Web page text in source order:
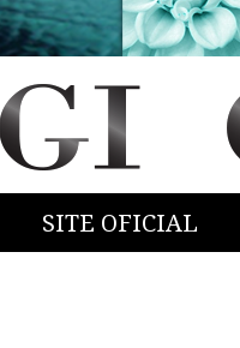
SITE OFICIAL